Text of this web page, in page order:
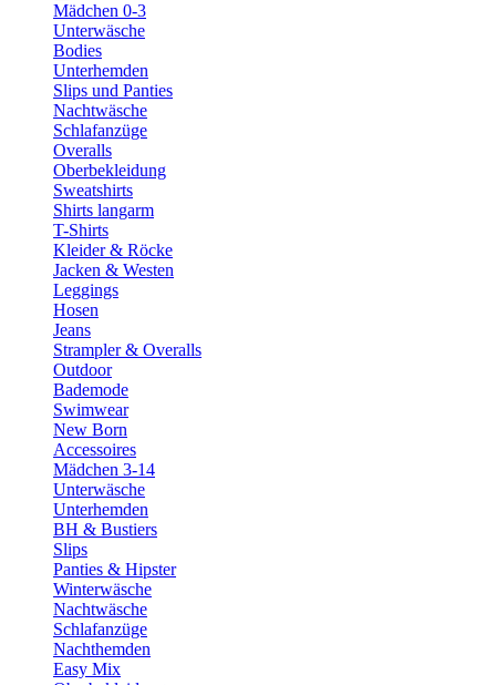
Mädchen 0-3
Unterwäsche
Bodies
Unterhemden
Slips und Panties
Nachtwäsche
Schlafanzüge
Overalls
Oberbekleidung
Sweatshirts
Shirts langarm
T-Shirts
Kleider & Röcke
Jacken & Westen
Leggings
Hosen
Jeans
Strampler & Overalls
Outdoor
Bademode
Swimwear
New Born
Accessoires
Mädchen 3-14
Unterwäsche
Unterhemden
BH & Bustiers
Slips
Panties & Hipster
Winterwäsche
Nachtwäsche
Schlafanzüge
Nachthemden
Easy Mix